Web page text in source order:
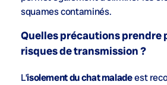
squames contaminés.
Quelles précautions prendre
risques de transmission ?
L’isolement du chat maladeest